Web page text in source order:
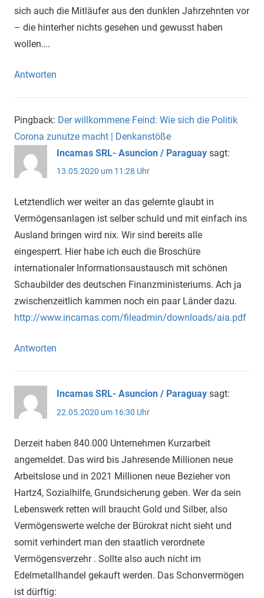
sich auch die Mitläufer aus den dunklen Jahrzehnten vor
– die hinterher nichts gesehen und gewusst haben
wollen….
Antworten
Pingback: Der willkommene Feind: Wie sich die Politik
Corona zunutze macht | Denkanstöße
Incamas SRL- Asuncion / Paraguay sagt:
13.05.2020 um 11:28 Uhr
Letztendlich wer weiter an das gelernte glaubt in
Vermögensanlagen ist selber schuld und mit einfach ins
Ausland bringen wird nix. Wir sind bereits alle
eingesperrt. Hier habe ich euch die Broschüre
internationaler Informationsaustausch mit schönen
Schaubilder des deutschen Finanzministeriums. Ach ja
zwischenzeitlich kammen noch ein paar Länder dazu.
http://www.incamas.com/fileadmin/downloads/aia.pdf
Antworten
Incamas SRL- Asuncion / Paraguay sagt:
22.05.2020 um 16:30 Uhr
Derzeit haben 840.000 Unternehmen Kurzarbeit
angemeldet. Das wird bis Jahresende Millionen neue
Arbeitslose und in 2021 Millionen neue Bezieher von
Hartz4, Sozialhilfe, Grundsicherung geben. Wer da sein
Lebenswerk retten will braucht Gold und Silber, also
Vermögenswerte welche der Bürokrat nicht sieht und
somit verhindert man den staatlich verordnete
Vermögensverzehr . Sollte also auch nicht im
Edelmetallhandel gekauft werden. Das Schonvermögen
ist dürftig: